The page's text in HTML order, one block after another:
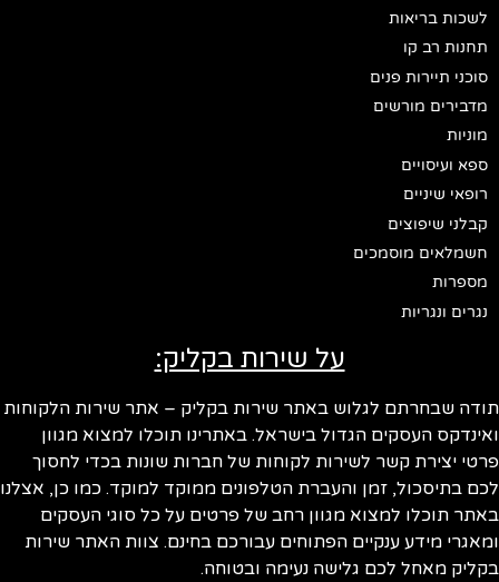
לשכות בריאות
תחנות רב קו
סוכני תיירות פנים
מדבירים מורשים
מוניות
ספא ועיסויים
רופאי שיניים
קבלני שיפוצים
חשמלאים מוסמכים
מספרות
נגרים ונגריות
על שירות בקליק:
שבחרתם לגלוש באתר שירות בקליק – אתר שירות הלקוחות
העסקים הגדול בישראל. באתרינו תוכלו למצוא מגוון
יצירת קשר לשירות לקוחות של חברות שונות בכדי לחסוך
בתיסכול, זמן והעברת הטלפונים ממוקד למוקד. כמו כן, אצלנו
תוכלו למצוא מגוון רחב של פרטים על כל סוגי העסקים
מידע ענקיים הפתוחים עבורכם בחינם. צוות האתר שירות
מאחל לכם גלישה נעימה ובטוחה.